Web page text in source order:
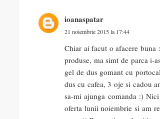
ioanaspatar
21 noiembrie 2015 la 17:44
Chiar ai facut o afacere
produse, ma simt de parca i-
gel de dus gomant cu
dus cu cafea, 3 oje si cadou
sa-mi ajunga comanda :)
oferta lunii noiembrie si am